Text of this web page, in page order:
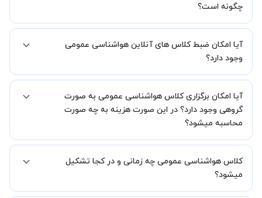
چگونه است؟
شما میدهیم که استاد شما پیش از جلسه تمامی موارد لازم برای برگزاری
یک کلاس آنلاین با کیفیت و مفید را به شما توضیح خواهند داد.
آیا امکان ضبط کلاس های آنلاین هواشناسی عمومی
وجود دارد؟
کنید.
آیا امکان برگزاری کلاس هواشناسی عمومی به صورت
گروهی وجود دارد؟ در این صورت هزینه به چه صورت
محاسبه میشود؟
صورتیکه مایل هستید کلاس ها را در کنار دوستان و یا آشنایان خود به
صورت گروهی برگزار کنید، این امکان وجود دارد. در این حالت، به ازای هر
کلاس هواشناسی عمومی چه زمانی و در کجا تشکیل
میشود؟